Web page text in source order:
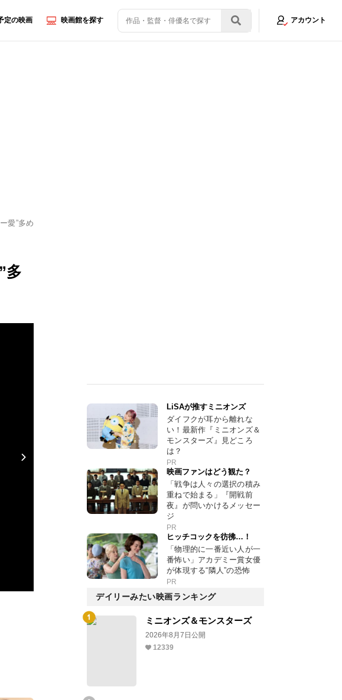
定の映画 映画館を探す アカウント
愛”多めで「叩かれた」
多
LiSAが推すミニオンズ
ダイフクが耳から離れな
い！最新作『ミニオンズ＆
モンスターズ』見どころ
は？
PR
映画ファンはどう観た？
「戦争は人々の選択の積み
重ねで始まる」『開戦前
夜』が問いかけるメッセー
ジ
PR
ヒッチコックを彷彿…！
「物理的に一番近い人が一
番怖い」アカデミー賞女優
が体現する“隣人”の恐怖
PR
デイリーみたい映画ランキング
ミニオンズ＆モンスターズ
2026年8月7日公開
12339